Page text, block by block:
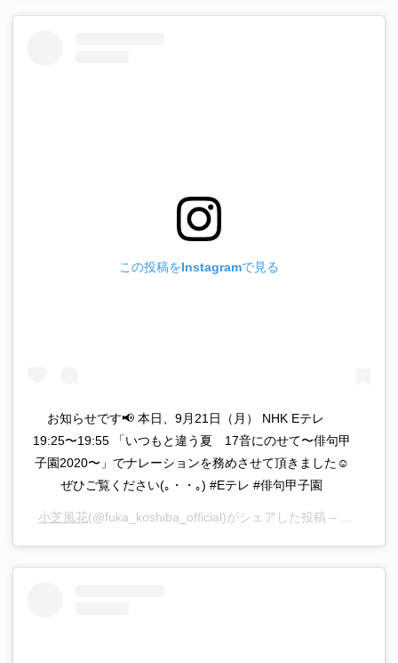
この投稿をInstagramで見る
お知らせです📢 本日、9月21日（月） NHK Eテレ
19:25〜19:55 「いつもと違う夏 17音にのせて〜俳句甲
子園2020〜」でナレーションを務めさせて頂きました☺︎
ぜひご覧ください(｡・・｡) #Eテレ #俳句甲子園
小芝風花(@fuka_koshiba_official)がシェアした投稿 –